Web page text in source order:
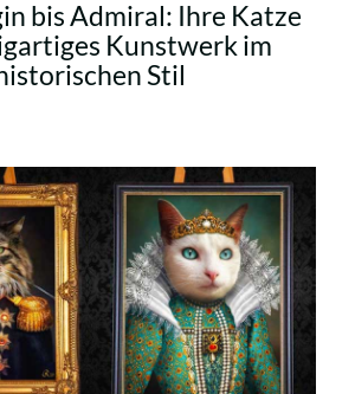
bis Admiral: Ihre Katze
Kunstwerk im
Stil